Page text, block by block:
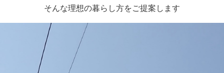
そんな理想の暮らし方をご提案します